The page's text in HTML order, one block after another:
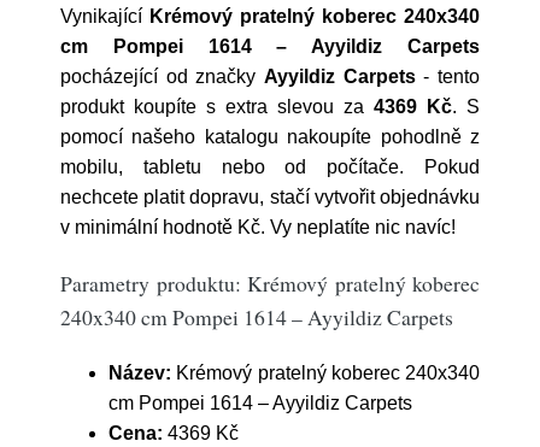
Vynikající Krémový pratelný koberec 240x340
cm Pompei 1614 – Ayyildiz Carpets
pocházející od značky Ayyildiz Carpets- tento
produkt koupíte s extra slevou za 4369 Kč. S
pomocí našeho katalogu nakoupíte pohodlně z
mobilu, tabletu nebo od počítače. Pokud
nechcete platit dopravu, stačí vytvořit objednávku
v minimální hodnotě Kč. Vy neplatíte nic navíc!
Parametry produktu: Krémový pratelný koberec
240x340 cm Pompei 1614 – Ayyildiz Carpets
Název: Krémový pratelný koberec 240x340
cm Pompei 1614 – Ayyildiz Carpets
Cena: 4369 Kč